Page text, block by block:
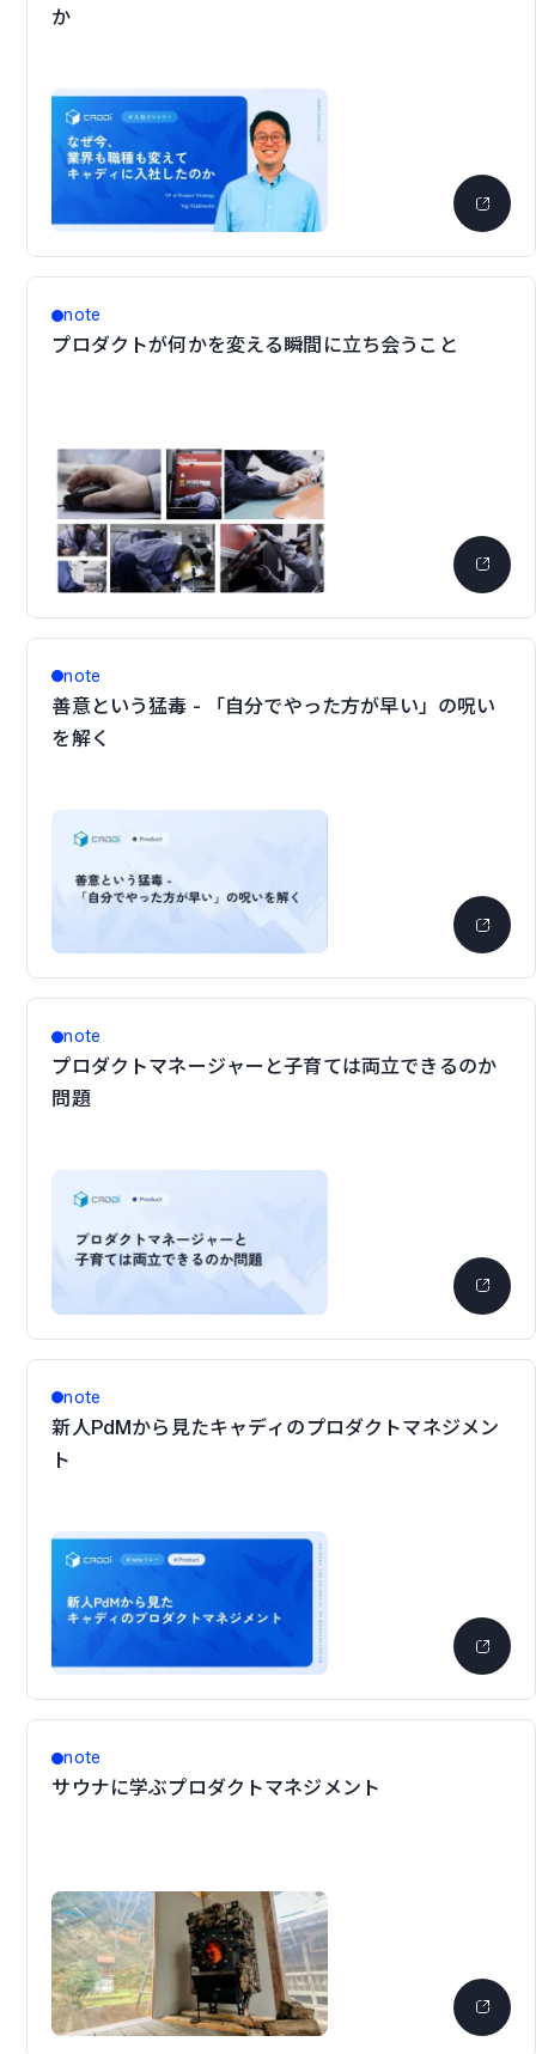
か
note
プロダクトが何かを変える瞬間に立ち会うこと
note
善意という猛毒 - 「自分でやった方が早い」の呪い
を解く
note
プロダクトマネージャーと子育ては両立できるのか
問題
note
新人PdMから見たキャディのプロダクトマネジメン
ト
note
サウナに学ぶプロダクトマネジメント